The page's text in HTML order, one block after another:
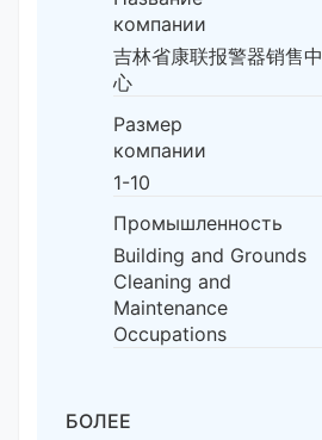
компании
吉林省康联报警器销售中
心
Размер
компании
1-10
Промышленность
Building and Grounds
Cleaning and
Maintenance
Occupations
БОЛЕЕ